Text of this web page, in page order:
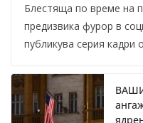
Блестяща по време на
предизвика фурор в
публикува серия кадри